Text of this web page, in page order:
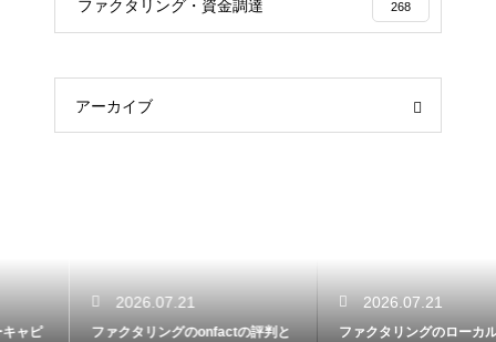
ファクタリング・資金調達 268
アーカイブ
2026.07.21
ファクタリングのonfactの評判と
2026.07.21
ファクタリングのローカルワーク